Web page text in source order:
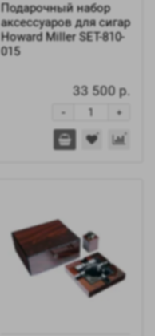
Подарочный набор
аксессуаров для сигар
Howard Miller SET-810-
015
33 500 р.
+
-